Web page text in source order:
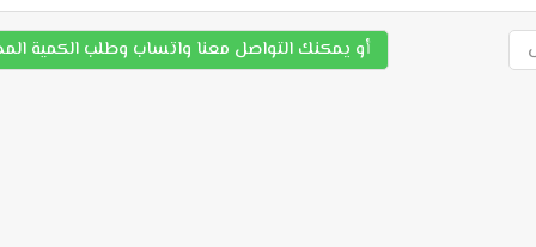
أو يمكنك التواصل معنا واتساب وطلب الكمية